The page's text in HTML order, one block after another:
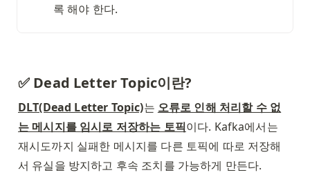
록 해야 한다.
✅ Dead Letter Topic이란?
DLT(Dead Letter Topic)는 오류로 인해 처리할 수 없
는 메시지를 임시로 저장하는 토픽이다. Kafka에서는
재시도까지 실패한 메시지를 다른 토픽에 따로 저장해
서 유실을 방지하고 후속 조치를 가능하게 만든다.